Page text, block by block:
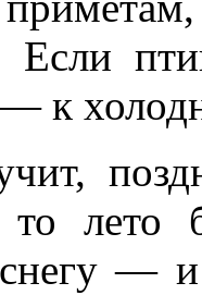
Если
к
то лето
—